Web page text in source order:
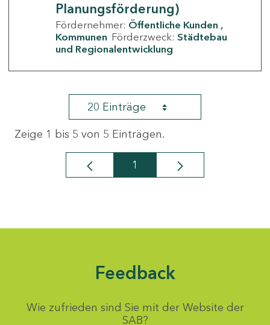
Planungsförderung)
Fördernehmer: Öffentliche Kunden
Kommunen Förderzweck: Städtebau
und Regionalentwicklung
20 Einträge
Zeige 1 bis 5 von 5 Einträgen.
Seite
1
Feedback
Wie zufrieden sind Sie mit der Website der
SAB?